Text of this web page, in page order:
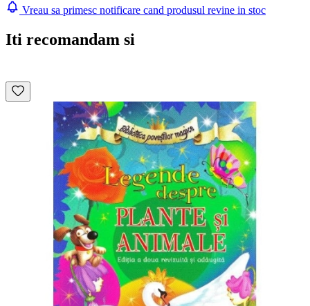
Vreau sa primesc notificare cand produsul revine in stoc
Iti recomandam si